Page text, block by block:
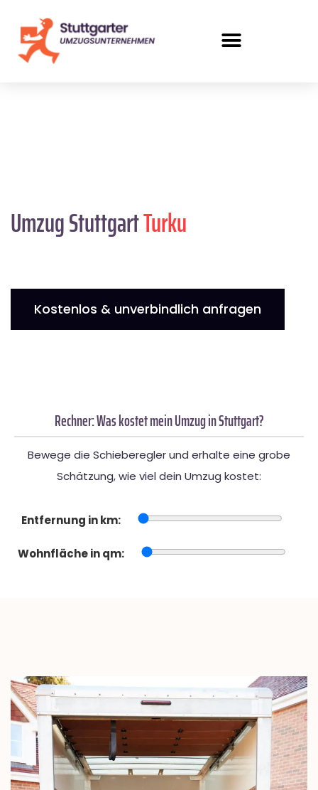
Umzug StuttgartTurku
Kostenlos & unverbindlich anfragen
Rechner: Was kostet mein Umzug in Stuttgart?
Bewege die Schieberegler und erhalte eine grobe
Schätzung, wie viel dein Umzug kostet:
Entfernung in km:
Wohnfläche in qm: